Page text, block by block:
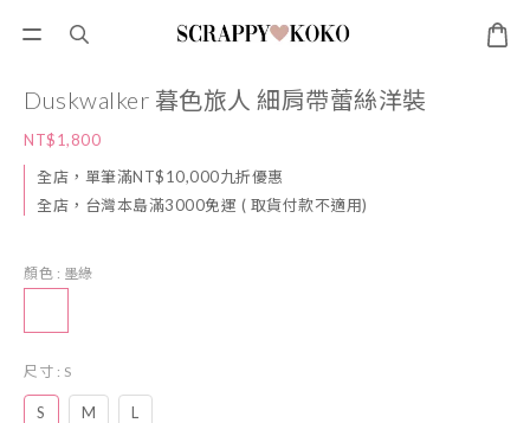
Duskwalker 暮色旅人 細肩帶蕾絲洋裝
NT$1,800
全店，單筆滿NT$10,000九折優惠
全店，台灣本島滿3000免運 ( 取貨付款不適用)
顏色 : 墨綠
尺寸 : S
S M L